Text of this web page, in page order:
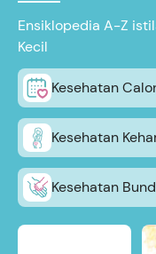
Ensiklopedia A-Z
Kecil
Kesehatan
Kesehatan
Kesehatan